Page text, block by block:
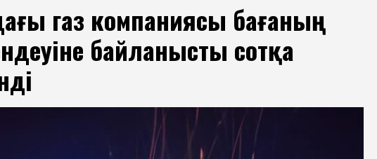
газ компаниясы бағаның
байланысты сотқа